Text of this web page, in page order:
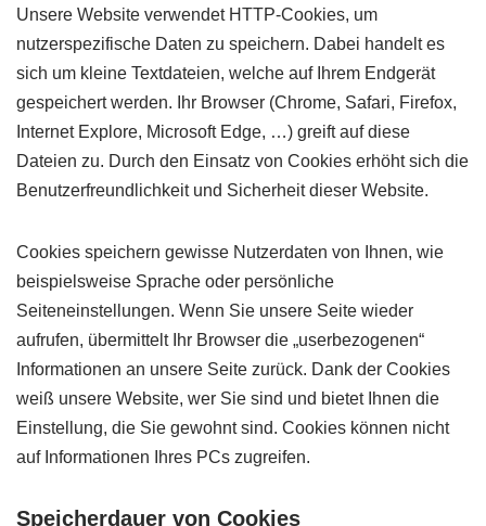
Unsere Website verwendet HTTP-Cookies, um
nutzerspezifische Daten zu speichern. Dabei handelt es
sich um kleine Textdateien, welche auf Ihrem Endgerät
gespeichert werden. Ihr Browser (Chrome, Safari, Firefox,
Internet Explore, Microsoft Edge, …) greift auf diese
Dateien zu. Durch den Einsatz von Cookies erhöht sich die
Benutzerfreundlichkeit und Sicherheit dieser Website.
Cookies speichern gewisse Nutzerdaten von Ihnen, wie
beispielsweise Sprache oder persönliche
Seiteneinstellungen. Wenn Sie unsere Seite wieder
aufrufen, übermittelt Ihr Browser die „userbezogenen“
Informationen an unsere Seite zurück. Dank der Cookies
weiß unsere Website, wer Sie sind und bietet Ihnen die
Einstellung, die Sie gewohnt sind. Cookies können nicht
auf Informationen Ihres PCs zugreifen.
Speicherdauer von Cookies